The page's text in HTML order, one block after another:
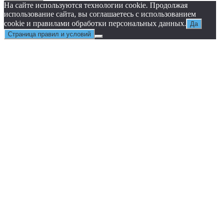
На сайте используются технологии cookie. Продолжая
использование сайта, вы соглашаетесь с использованием
cookie и правилами обработки персональных данных.
Да
Страница правил и условий